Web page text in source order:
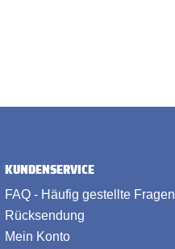
KUNDENSERVICE
FAQ - Häufig gestellte Fragen
Rücksendung
Mein Konto